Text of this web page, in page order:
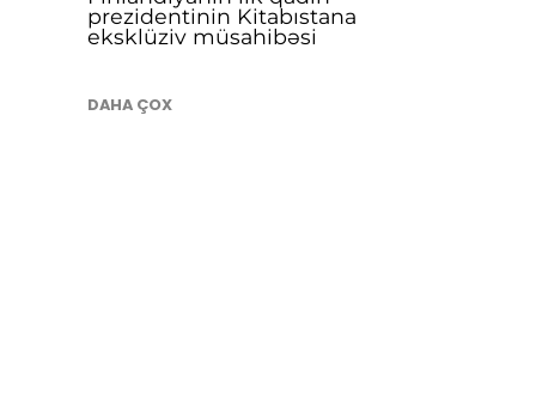
prezidentinin Kitabıstana
eksklüziv müsahibəsi
DAHA ÇOX